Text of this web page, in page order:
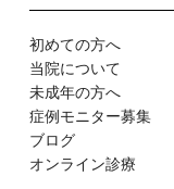
初めての⽅へ
当院について
未成年の方へ
症例モニター募集
ブログ
オンライン診療